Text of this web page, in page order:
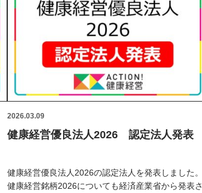
2026.03.09
健康経営優良法人2026 認定法人発表
健康経営優良法人2026の認定法人を発表しました。
健康経営銘柄2026についても経済産業省から発表さ